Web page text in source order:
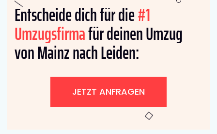
Entscheide dich für die#1
Umzugsfirmafür deinen Umzug
von Mainz nach Leiden:
JETZT ANFRAGEN